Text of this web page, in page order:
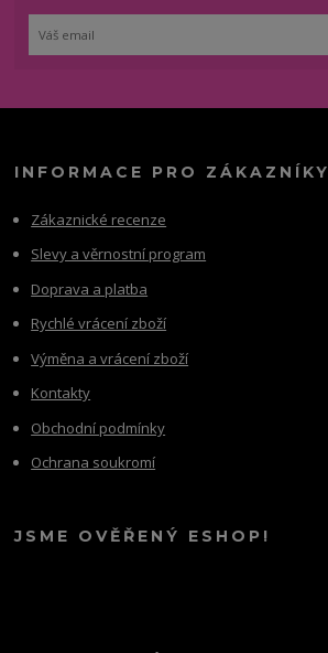
INFORMACE PRO ZÁKAZNÍKY
Zákaznické recenze
Slevy a věrnostní program
Doprava a platba
Rychlé vrácení zboží
Výměna a vrácení zboží
Kontakty
Obchodní podmínky
Ochrana soukromí
JSME OVĚŘENÝ ESHOP!